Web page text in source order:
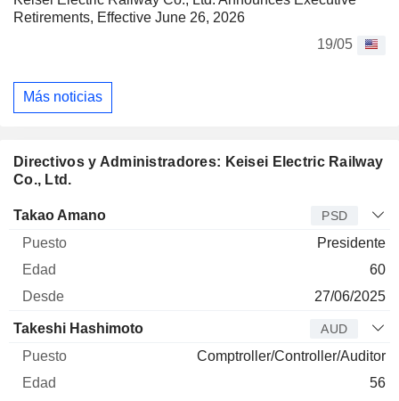
Retirements, Effective June 26, 2026
19/05
Más noticias
Directivos y Administradores: Keisei Electric Railway
Co., Ltd.
Director Puesto
Takao Amano PSD
Presidente
60
27/06/2025
Takeshi Hashimoto AUD
Comptroller/Controller/Auditor
56